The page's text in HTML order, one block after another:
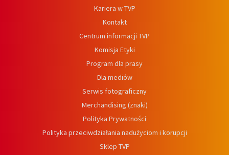
Kariera w TVP
Kontakt
Centrum informacji TVP
Komisja Etyki
Program dla prasy
Dla mediów
Serwis fotograficzny
Merchandising (znaki)
Polityka Prywatności
Polityka przeciwdziałania nadużyciom i korupcji
Sklep TVP